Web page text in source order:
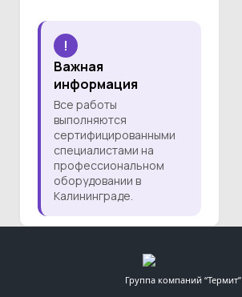
!
Важная
информация
Все работы
выполняются
сертифицированными
специалистами на
профессиональном
оборудовании в
Калининграде.
Группа компаний “Термит”